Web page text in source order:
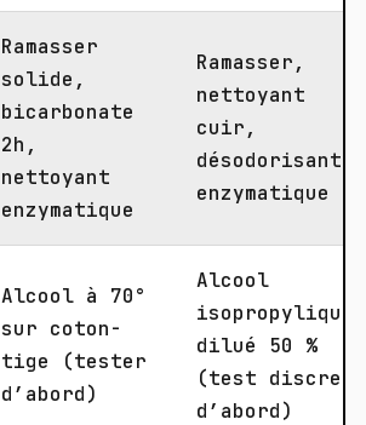
Ramasser
solide,
bicarbonate
2h,
nettoyant
enzymatique
Ramasser,
nettoyant
cuir,
désodorisant
enzymatique
Alcool à 70°
sur coton-
tige (tester
d’abord)
Alcool
isopropylique
dilué 50 %
(test discret
d’abord)